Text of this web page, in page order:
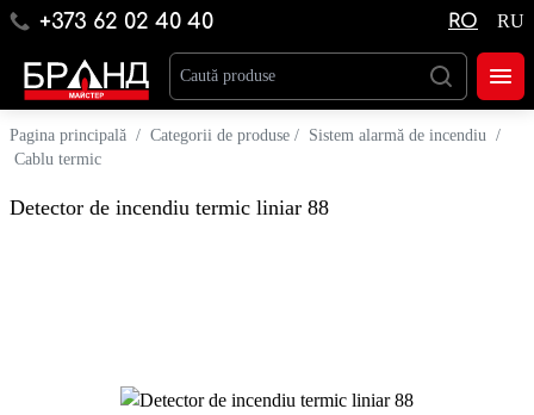
+373 62 02 40 40 RO RU
Pagina principală / Categorii de produse / Sistem alarmă de incendiu /
Cablu termic
Detector de incendiu termic liniar 88